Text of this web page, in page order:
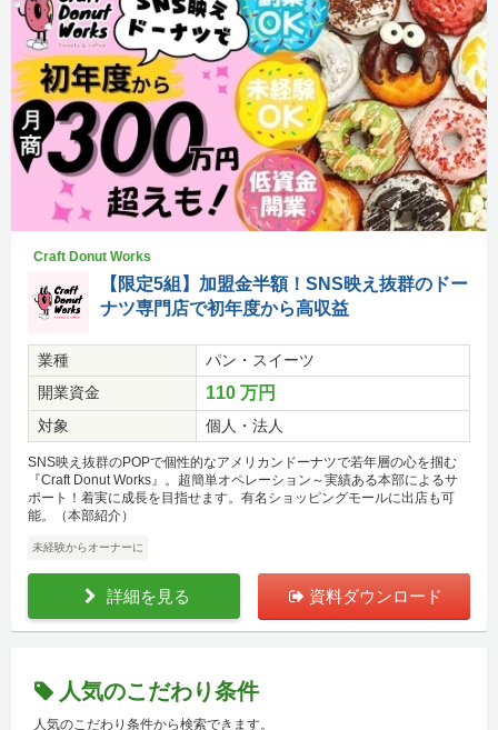
Craft Donut Works
【限定5組】加盟金半額！SNS映え抜群のドー
ナツ専門店で初年度から高収益
業種
パン・スイーツ
開業資金
110 万円
対象 個人・法人
SNS映え抜群のPOPで個性的なアメリカンドーナツで若年層の心を掴む
『Craft Donut Works』。超簡単オペレーション～実績ある本部によるサ
ポート！着実に成長を目指せます。有名ショッピングモールに出店も可
能。（本部紹介）
未経験からオーナーに
詳細を見る 資料ダウンロード
人気のこだわり条件
人気のこだわり条件から検索できます。